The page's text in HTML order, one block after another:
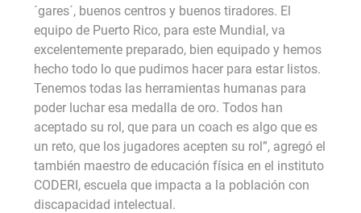
´gares´, buenos centros y buenos tiradores. El
equipo de Puerto Rico, para este Mundial, va
excelentemente preparado, bien equipado y hemos
hecho todo lo que pudimos hacer para estar listos.
Tenemos todas las herramientas humanas para
poder luchar esa medalla de oro. Todos han
aceptado su rol, que para un coach es algo que es
un reto, que los jugadores acepten su rol”, agregó el
también maestro de educación física en el instituto
CODERI, escuela que impacta a la población con
discapacidad intelectual.